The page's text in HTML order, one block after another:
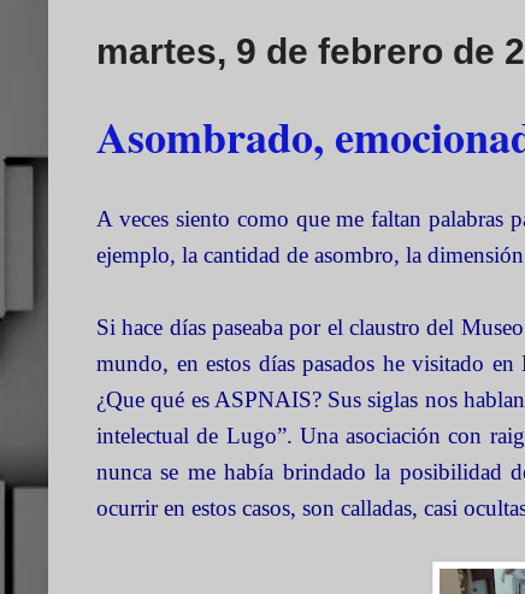
martes, 9 de febrero de
Asombrado,
A veces siento como que me faltan palabras
ejemplo, la cantidad de asombro, la
Si hace días paseaba por el claustro del
mundo, en estos días pasados he visitado
¿Que qué es ASPNAIS? Sus siglas nos
intelectual de Lugo”. Una asociación con
nunca se me había brindado la posibilidad
ocurrir en estos casos, son calladas, casi